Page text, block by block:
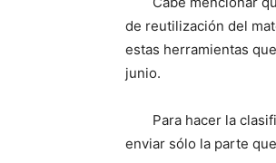
de reutilización del
estas herramientas
junio.
Para hacer la
enviar sólo la parte